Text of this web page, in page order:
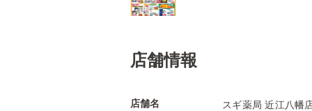
店舗情報
店舗名 スギ薬局 近江八幡